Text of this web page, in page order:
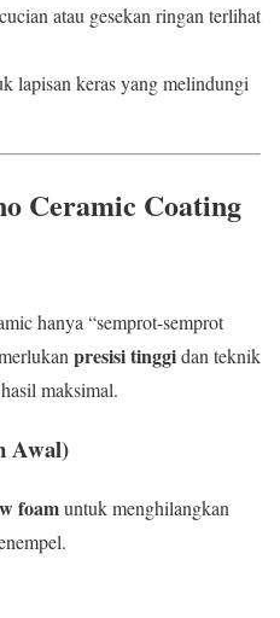
atau gesekan ringan terlihat
lapisan keras yang melindungi
Ceramic Coating
hanya “semprot-semprot
presisi tinggidan teknik
maksimal.
Awal)
foamuntuk menghilangkan